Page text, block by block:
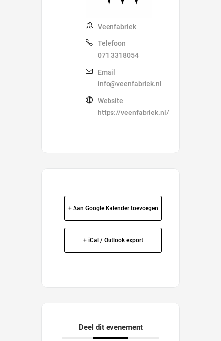
Veenfabriek
Telefoon
071 3318054
Email
info@veenfabriek.nl
Website
https://veenfabriek.nl/
+ Aan Google Kalender toevoegen
+ iCal / Outlook export
Deel dit evenement